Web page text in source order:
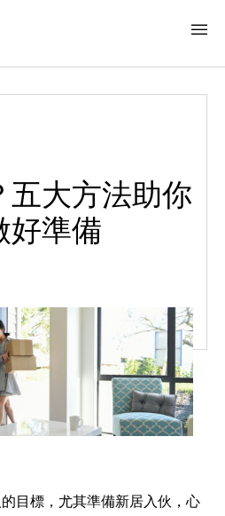
五大方法助你
好準備
目標，尤其準備新居入伙，心